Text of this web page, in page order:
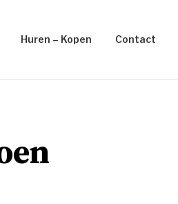
Huren – Kopen Contact